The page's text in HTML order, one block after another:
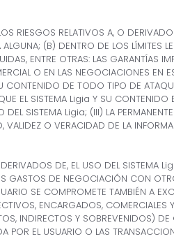
RIESGOS RELATIVOS A, O
(B) DENTRO DE LOS LÍMITES
ENTRE OTRAS: LAS GARANTÍAS
O EN LAS NEGOCIACIONES EN
DE TODO TIPO DE
EL SISTEMA Ligia Y SU
DEL SISTEMA Ligia; (III) LA
O VERACIDAD DE LA
DE, EL USO DEL SISTEMA
GASTOS DE NEGOCIACIÓN CON
SE COMPROMETE TAMBIÉN A
ENCARGADOS,
INDIRECTOS Y SOBREVENIDOS)
POR EL USUARIO O LAS